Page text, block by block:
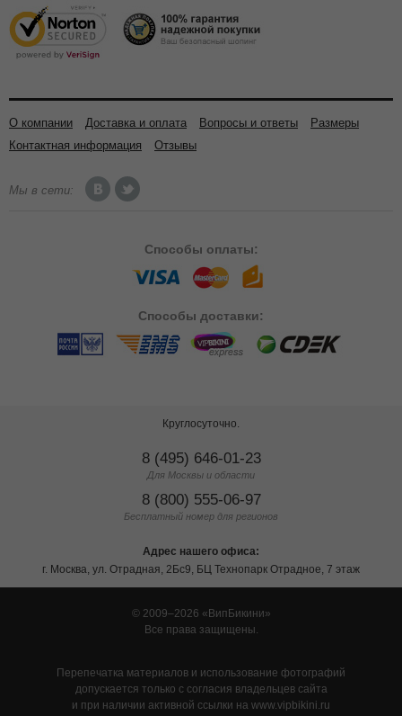
О компании Доставка и оплата Вопросы и ответы
Размеры
Контактная информация
Отзывы
Мы в сети:
Способы оплаты:
Способы доставки:
Круглосуточно.
8 (495) 646-01-23
Для Москвы и области
8 (800) 555-06-97
Бесплатный номер для регионов
Адрес нашего офиса:
г. Москва, ул. Отрадная, 2Бс9, БЦ Технопарк Отрадное, 7 этаж
© 2009–2026
ВипБикини
Все права защищены.
Перепечатка материалов и использование фотографий
допускается только с согласия владельцев сайта
и при наличии активной ссылки на www.vipbikini.ru